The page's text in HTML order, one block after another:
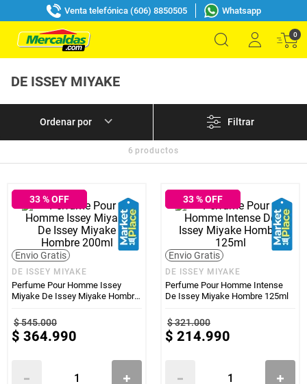
Venta telefónica (606) 8850505 Whatsapp
0
DE ISSEY MIYAKE
Filtrar
6 productos
Envio Gratis
33% OFF
DE ISSEY MIYAKE
Perfume Pour Homme Issey
Miyake De Issey Miyake Hombre
$545.000
$ 364.990
Envio Gratis
33% OFF
DE ISSEY MIYAKE
Perfume Pour Homme Intense
De Issey Miyake Hombre 125ml
$321.000
$ 214.990